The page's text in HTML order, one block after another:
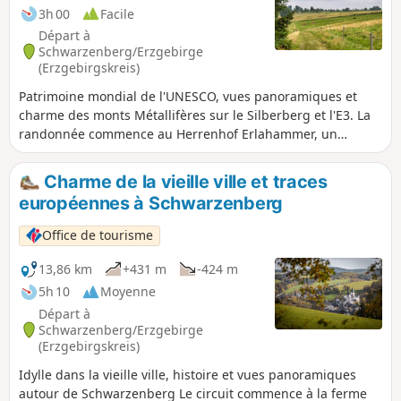
3h 00
Facile
Départ à
Schwarzenberg/Erzgebirge
(Erzgebirgskreis)
Patrimoine mondial de l'UNESCO, vues panoramiques et
charme des monts Métallifères sur le Silberberg et l'E3. La
randonnée commence au Herrenhof Erlahammer, un
impressionnant ensemble de maisons à colombages qui fait
partie du patrimoine mondial de l'UNESCO « Région minière
des monts Métallifères/Krušnohoří ». Une petite exposition
sur l'histoire régionale vous met dans l'ambiance de la
randonnée.Le chemin monte ensuite à travers prairies,
champs et forêts ombragées, offrant toujours de belles
vues sur la vallée et les sommets des monts Métallifères. À
Pöhla, il vaut la peine de s'arrêter au tremplin de saut à ski
et à l'étang idyllique avec ses aires de repos.À partir de là,
l'itinéraire suit le sentier de grande randonnée E3 à travers
le village et monte sur une route tranquille.Il retourne
ensuite au Herrenhof en traversant des paysages ouverts et
des forêts.
Charme de la vieille ville et traces
européennes à Schwarzenberg
Office de tourisme
13,86 km
+431 m
-424 m
5h 10
Moyenne
Départ à
Schwarzenberg/Erzgebirge
(Erzgebirgskreis)
Idylle dans la vieille ville, histoire et vues panoramiques
autour de Schwarzenberg Le circuit commence à la ferme